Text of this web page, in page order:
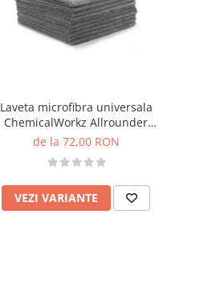
Laveta microfibra universala
ChemicalWorkz Allrounder
Coating Towel 250GSM,
de la 72,00 RON
VEZI VARIANTE